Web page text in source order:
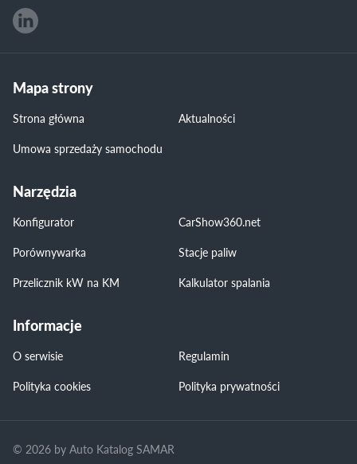
Mapa strony
Strona główna
Aktualności
Umowa sprzedaży samochodu
Narzędzia
Konfigurator
CarShow360.net
Porównywarka
Stacje paliw
Przelicznik kW na KM
Kalkulator spalania
Informacje
O serwisie
Regulamin
Polityka cookies
Polityka prywatności
© 2026 by Auto Katalog SAMAR